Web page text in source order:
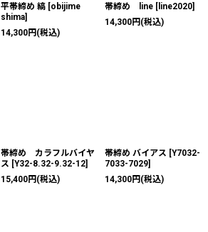
平帯締め 縞 [obijime
shima]
14,300円 (税込)
帯締め line [line2020]
14,300円 (税込)
帯締め カラフルバイヤ
ス [Y32-8.32-9.32-12]
15,400円 (税込)
帯締め バイアス [Y7032-
7033-7029]
14,300円 (税込)